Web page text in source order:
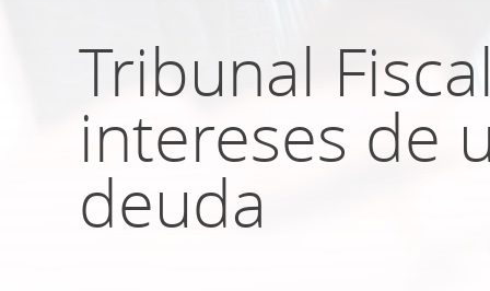
Tribunal
intereses de
deuda
próximos cursos
NO DOMICILIADOS